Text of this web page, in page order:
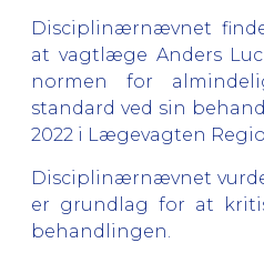
Disciplinærnævnet
at vagtlæge Anders
normen for
standard ved sin
2022 i Lægevagten
Disciplinærnævnet
er grundlag for at
behandlingen.